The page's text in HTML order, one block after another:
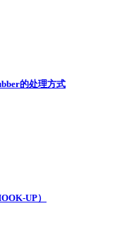
的处理方式
UP）